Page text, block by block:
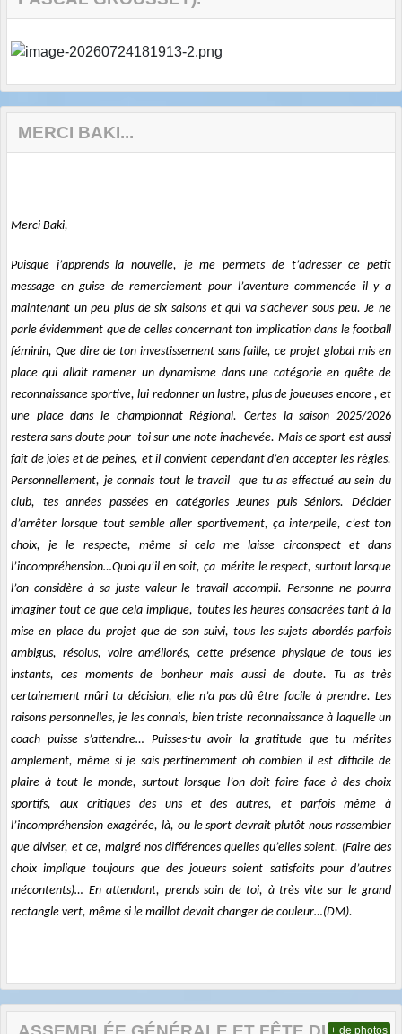
MERCI BAKI...
Merci Baki,
Puisque j’apprends la nouvelle, je me permets de t’adresser ce petit
message en guise de remerciement pour l’aventure commencée il y a
maintenant un peu plus de six saisons et qui va s’achever sous peu. Je ne
parle évidemment que de celles concernant ton implication dans le football
féminin, Que dire de ton investissement sans faille, ce projet global mis en
place qui allait ramener un dynamisme dans une catégorie en quête de
reconnaissance sportive, lui redonner un lustre, plus de joueuses encore , et
une place dans le championnat Régional. Certes la saison 2025/2026
restera sans doute pour toi sur une note inachevée. Mais ce sport est aussi
fait de joies et de peines, et il convient cependant d’en accepter les règles.
Personnellement, je connais tout le travail que tu as effectué au sein du
club, tes années passées en catégories Jeunes puis Séniors. Décider
d’arrêter lorsque tout semble aller sportivement, ça interpelle, c’est ton
choix, je le respecte, même si cela me laisse circonspect et dans
l’incompréhension…Quoi qu’il en soit, ça mérite le respect, surtout lorsque
l’on considère à sa juste valeur le travail accompli. Personne ne pourra
imaginer tout ce que cela implique, toutes les heures consacrées tant à la
mise en place du projet que de son suivi, tous les sujets abordés parfois
ambigus, résolus, voire améliorés, cette présence physique de tous les
instants, ces moments de bonheur mais aussi de doute. Tu as très
certainement mûri ta décision, elle n’a pas dû être facile à prendre. Les
raisons personnelles, je les connais, bien triste reconnaissance à laquelle un
coach puisse s’attendre… Puisses-tu avoir la gratitude que tu mérites
amplement, même si je sais pertinemment oh combien il est difficile de
plaire à tout le monde, surtout lorsque l’on doit faire face à des choix
sportifs, aux critiques des uns et des autres, et parfois même à
l’incompréhension exagérée, là, ou le sport devrait plutôt nous rassembler
que diviser, et ce, malgré nos différences quelles qu’elles soient. (Faire des
choix implique toujours que des joueurs soient satisfaits pour d’autres
mécontents)… En attendant, prends soin de toi, à très vite sur le grand
rectangle vert, même si le maillot devait changer de couleur…(DM).
+ de photos